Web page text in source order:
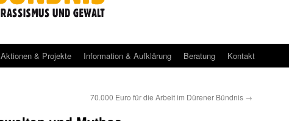
Aktionen & Projekte Information & Aufklärung Beratung Kontakt
70.000 Euro für die Arbeit im Dürener Bündnis →